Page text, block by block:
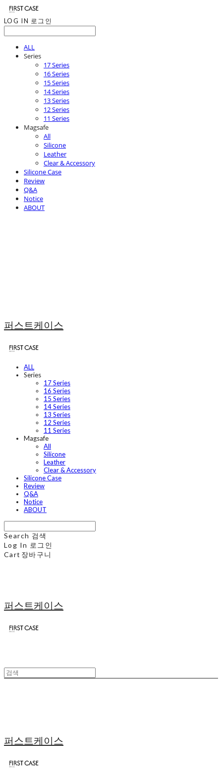
LOG IN 로그인
ALL
Series
17 Series
16 Series
15 Series
14 Series
13 Series
12 Series
11 Series
Magsafe
All
Silicone
Leather
Clear & Accessory
Silicone Case
Review
Q&A
Notice
ABOUT
퍼스트케이스
ALL
Series
17 Series
16 Series
15 Series
14 Series
13 Series
12 Series
11 Series
Magsafe
All
Silicone
Leather
Clear & Accessory
Silicone Case
Review
Q&A
Notice
ABOUT
Search 검색
Log In 로그인
Cart 장바구니
퍼스트케이스
퍼스트케이스